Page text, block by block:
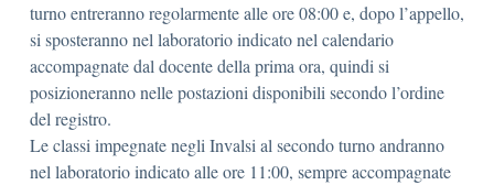
turno entreranno regolarmente alle ore 08:00 e, dopo l’appello,
si sposteranno nel laboratorio indicato nel calendario
accompagnate dal docente della prima ora, quindi si
posizioneranno nelle postazioni disponibili secondo l’ordine
del registro.
Le classi impegnate negli Invalsi al secondo turno andranno
nel laboratorio indicato alle ore 11:00, sempre accompagnate